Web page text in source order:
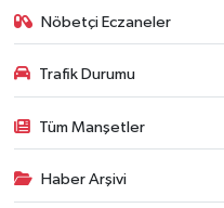
Nöbetçi Eczaneler
Trafik Durumu
Tüm Manşetler
Haber Arşivi